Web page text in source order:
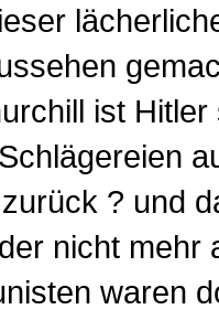
ist
? und
nicht mehr
waren